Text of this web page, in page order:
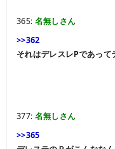
365: 名無しさん
>>362
それはデレスレPであって
377: 名無しさん
>>365